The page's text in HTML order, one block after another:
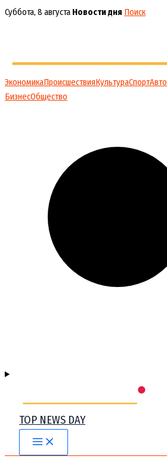
Перейти
Суббота, 8 августа Новости дня Поиск
ЭкономикаПроисшествияКультураСпортАвто
БизнесОбщество
TOP NEWS DAY
Main
Menu